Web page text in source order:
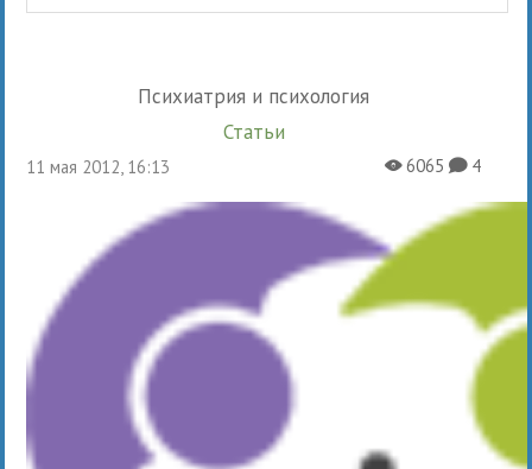
Психиатрия и психология
Статьи
11 мая 2012, 16:13 X6065K4